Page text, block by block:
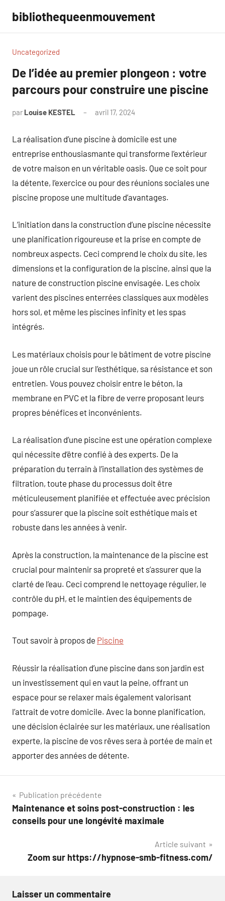
contenu
bibliothequeenmouvement
Uncategorized
De l’idée au premier plongeon : votre
parcours pour construire une piscine
par Louise KESTEL avril 17, 2024
La réalisation d’une piscine à domicile est une
entreprise enthousiasmante qui transforme l’extérieur
de votre maison en un véritable oasis. Que ce soit pour
la détente, l’exercice ou pour des réunions sociales une
piscine propose une multitude d’avantages.
L’initiation dans la construction d’une piscine nécessite
une planification rigoureuse et la prise en compte de
nombreux aspects. Ceci comprend le choix du site, les
dimensions et la configuration de la piscine, ainsi que la
nature de construction piscine envisagée. Les choix
varient des piscines enterrées classiques aux modèles
hors sol, et même les piscines infinity et les spas
intégrés.
Les matériaux choisis pour le bâtiment de votre piscine
joue un rôle crucial sur l’esthétique, sa résistance et son
entretien. Vous pouvez choisir entre le béton, la
membrane en PVC et la fibre de verre proposant leurs
propres bénéfices et inconvénients.
La réalisation d’une piscine est une opération complexe
qui nécessite d’être confié à des experts. De la
préparation du terrain à l’installation des systèmes de
filtration, toute phase du processus doit être
méticuleusement planifiée et effectuée avec précision
pour s’assurer que la piscine soit esthétique mais et
robuste dans les années à venir.
Après la construction, la maintenance de la piscine est
crucial pour maintenir sa propreté et s’assurer que la
clarté de l’eau. Ceci comprend le nettoyage régulier, le
contrôle du pH, et le maintien des équipements de
pompage.
Tout savoir à propos de Piscine
Réussir la réalisation d’une piscine dans son jardin est
un investissement qui en vaut la peine, offrant un
espace pour se relaxer mais également valorisant
l’attrait de votre domicile. Avec la bonne planification,
une décision éclairée sur les matériaux, une réalisation
experte, la piscine de vos rêves sera à portée de main et
apporter des années de détente.
Navigation
de
Publication précédente
Maintenance et soins post-construction : les
conseils pour une longévité maximale
Article suivant
Zoom sur https://hypnose-smb-fitness.com/
Laisser un commentaire